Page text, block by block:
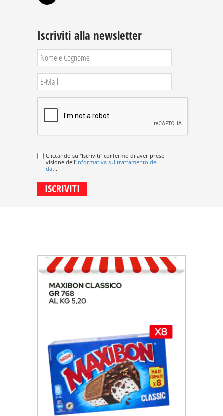
Iscriviti alla newsletter
Cliccando su "Iscriviti" confermo di aver preso
visione dell'informativa sul trattamento dei
dati.